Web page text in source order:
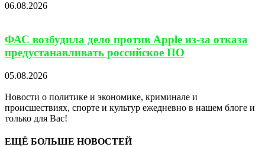
06.08.2026
ФАС возбудила дело против Apple из-за отказа
предустанавливать российское ПО
05.08.2026
Новости о политике и экономике, криминале и
происшествиях, спорте и культур ежедневно в нашем блоге и
только для Вас!
ЕЩЁ БОЛЬШЕ НОВОСТЕЙ